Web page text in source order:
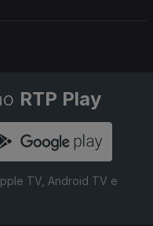
RTP Play
TV, Android TV e